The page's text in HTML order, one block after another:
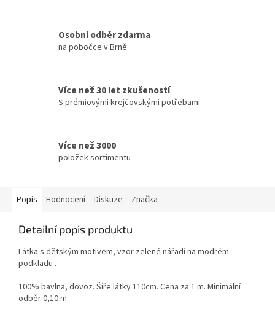
Osobní odběr zdarma
na pobočce v Brně
Více než 30 let zkušeností
S prémiovými krejčovskými potřebami
Více než 3000
položek sortimentu
Popis Hodnocení Diskuze Značka
Detailní popis produktu
Látka s dětským motivem, vzor zelené nářadí na modrém
podkladu .
100% bavlna, dovoz. Šíře látky 110cm. Cena za 1 m. Minimální
odběr 0,10 m.